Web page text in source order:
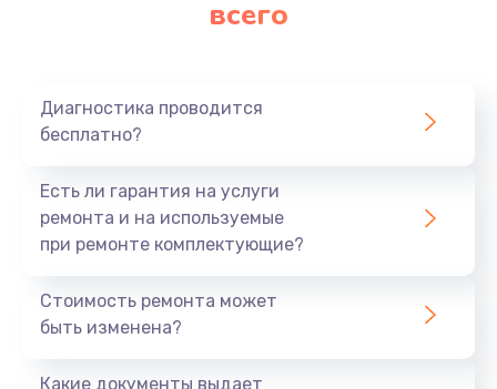
всего
Диагностика проводится
бесплатно?
Есть ли гарантия на услуги
ремонта и на используемые
при ремонте комплектующие?
Стоимость ремонта может
быть изменена?
Какие документы выдает